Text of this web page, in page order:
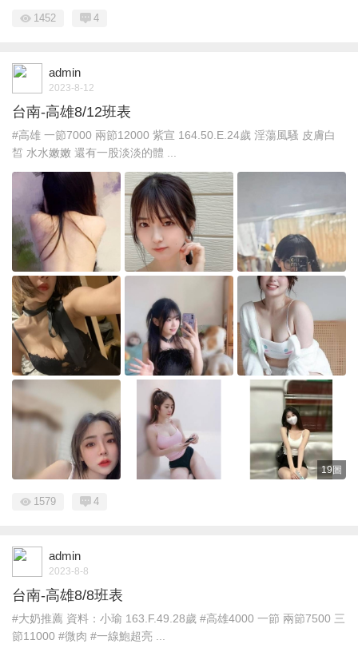
1452 4
admin
2023-8-12
台南-高雄8/12班表
#高雄 一節7000 兩節12000 紫宣 164.50.E.24歲 淫蕩風騷 皮膚白
皙 水水嫩嫩 還有一股淡淡的體 ...
19圖
1579 4
admin
2023-8-8
台南-高雄8/8班表
#大奶推薦 資料：小瑜 163.F.49.28歲 #高雄4000 一節 兩節7500 三
節11000 #微肉 #一線鮑超亮 ...